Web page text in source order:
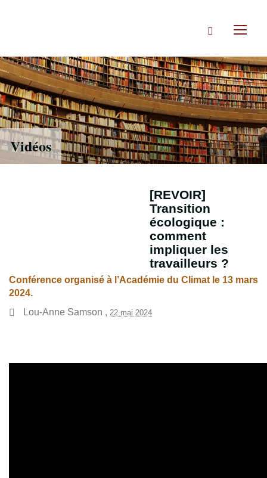
Rechercher
Vidéos
[REVOIR]
Transition
écologique :
comment
impliquer les
travailleurs ?
Conférence organisé à l’Académie du Climat le 13 mars
2024.
Lou-Anne Samson , 22 mai 2024